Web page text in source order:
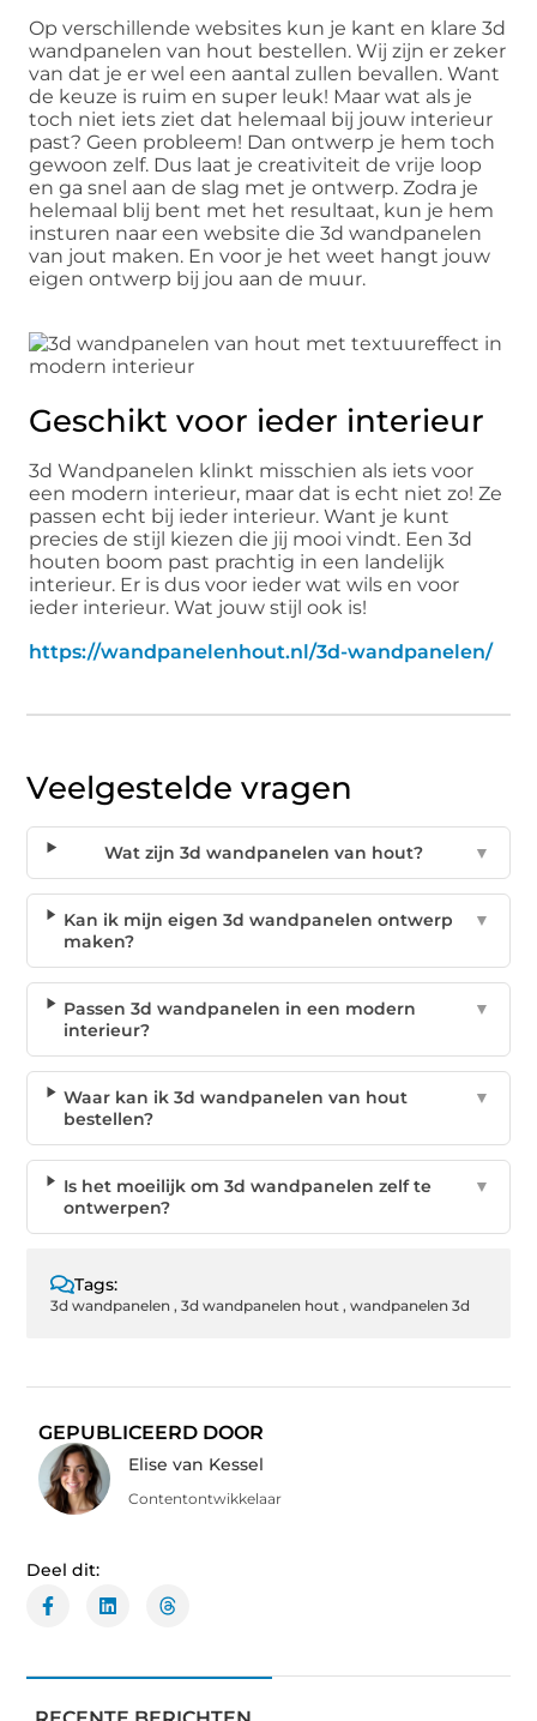
Op verschillende websites kun je kant en klare 3d
wandpanelen van hout bestellen. Wij zijn er zeker
van dat je er wel een aantal zullen bevallen. Want
de keuze is ruim en super leuk! Maar wat als je
toch niet iets ziet dat helemaal bij jouw interieur
past? Geen probleem! Dan ontwerp je hem toch
gewoon zelf. Dus laat je creativiteit de vrije loop
en ga snel aan de slag met je ontwerp. Zodra je
helemaal blij bent met het resultaat, kun je hem
insturen naar een website die 3d wandpanelen
van jout maken. En voor je het weet hangt jouw
eigen ontwerp bij jou aan de muur.
Geschikt voor ieder interieur
3d Wandpanelen klinkt misschien als iets voor
een modern interieur, maar dat is echt niet zo! Ze
passen echt bij ieder interieur. Want je kunt
precies de stijl kiezen die jij mooi vindt. Een 3d
houten boom past prachtig in een landelijk
interieur. Er is dus voor ieder wat wils en voor
ieder interieur. Wat jouw stijl ook is!
https://wandpanelenhout.nl/3d-wandpanelen/
Veelgestelde vragen
Wat zijn 3d wandpanelen van hout? ▼
Kan ik mijn eigen 3d wandpanelen ontwerp
maken?
▼
Passen 3d wandpanelen in een modern
interieur?
▼
Waar kan ik 3d wandpanelen van hout
bestellen?
▼
Is het moeilijk om 3d wandpanelen zelf te
ontwerpen?
▼
Tags:
3d wandpanelen ,3d wandpanelen hout ,wandpanelen 3d
GEPUBLICEERD DOOR
Elise van Kessel
Contentontwikkelaar
Deel dit: